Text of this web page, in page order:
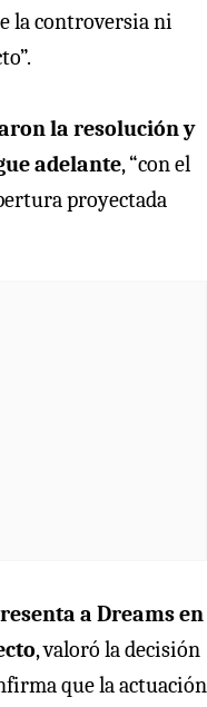
la controversia ni
la resolución y
adelante, “con el
proyectada
a Dreams en
, valoró la decisión
que la actuación